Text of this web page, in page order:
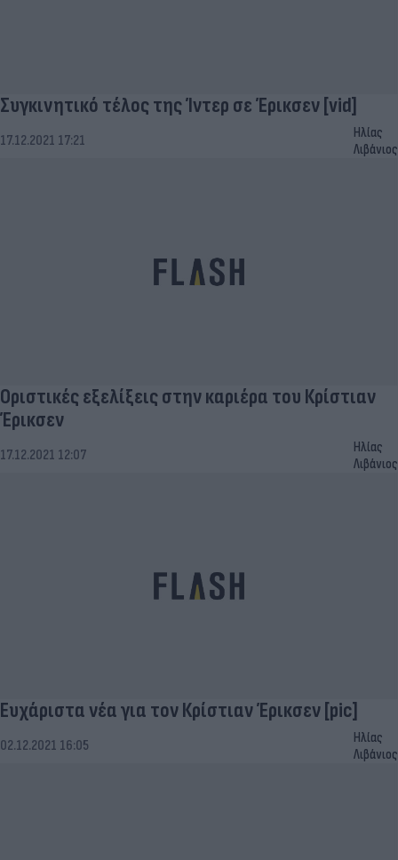
Συγκινητικό τέλος της Ίντερ σε Έρικσεν [vid]
17.12.2021 17:21
Ηλίας
Λιβάνιος
Οριστικές εξελίξεις στην καριέρα του Κρίστιαν
Έρικσεν
17.12.2021 12:07
Ηλίας
Λιβάνιος
Ευχάριστα νέα για τον Κρίστιαν Έρικσεν [pic]
02.12.2021 16:05
Ηλίας
Λιβάνιος